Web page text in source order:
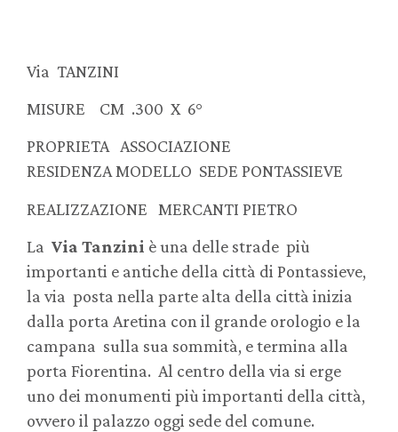
Via TANZINI
MISURE CM .300 X 6°
PROPRIETA ASSOCIAZIONE
RESIDENZA MODELLO SEDE PONTASSIEVE
REALIZZAZIONE MERCANTI PIETRO
La Via Tanzini è una delle strade più
importanti e antiche della città di Pontassieve,
la via posta nella parte alta della città inizia
dalla porta Aretina con il grande orologio e la
campana sulla sua sommità, e termina alla
porta Fiorentina. Al centro della via si erge
uno dei monumenti più importanti della città,
ovvero il palazzo oggi sede del comune.